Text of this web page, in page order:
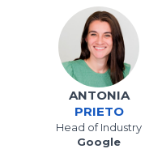
ANTONIA
PRIETO
Head of Industry
Google